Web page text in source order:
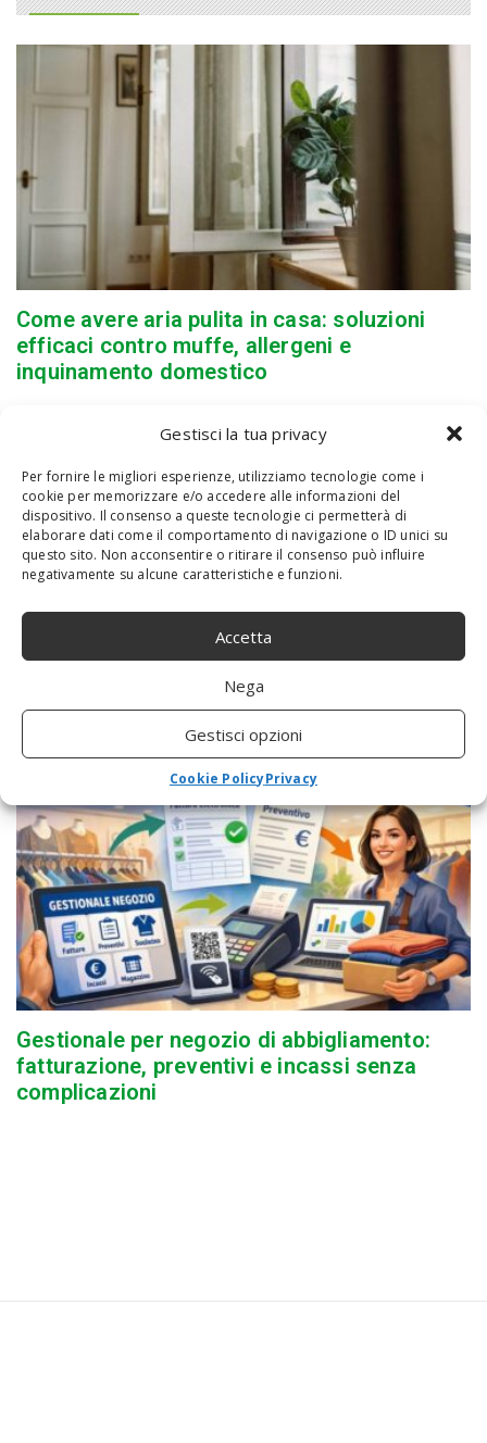
Gestisci la tua privacy
Per fornire le migliori esperienze, utilizziamo tecnologie come i
cookie per memorizzare e/o accedere alle informazioni del
dispositivo. Il consenso a queste tecnologie ci permetterà di
elaborare dati come il comportamento di navigazione o ID unici su
questo sito. Non acconsentire o ritirare il consenso può influire
negativamente su alcune caratteristiche e funzioni.
Accetta
Nega
Gestisci opzioni
Cookie PolicyPrivacy
Come avere aria pulita in casa: soluzioni
efficaci contro muffe, allergeni e
inquinamento domestico
Cesaroni 7: le storie d’amore dei più piccoli
che toccano il cuore
Gestionale per negozio di abbigliamento:
fatturazione, preventivi e incassi senza
complicazioni